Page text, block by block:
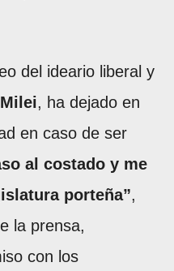
del ideario liberal y
Milei, ha dejado en
en caso de ser
al costado y me
porteña”,
la prensa,
con los